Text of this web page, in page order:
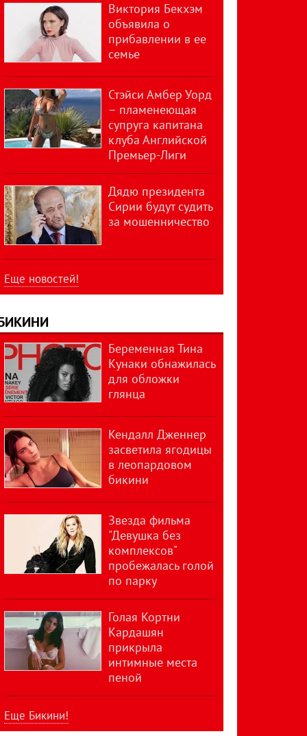
Виктория Бекхэм
объявила о
прибавлении в ее
семье
Стэйси Амбер Уорд
– пламенеющая
супруга капитана
клуба Английской
Премьер-Лиги
Дядю президента
Сирии будут судить
за мошенничество
Еще новостей!
Беременная Тина
Кунаки обнажилась
для обложки
глянца
Кендалл Дженнер
засветила ягодицы
в леопардовом
бикини
Звезда фильма
"Девушка без
комплексов"
пробежалась голой
по парку
Голая Кортни
Кардашян
прикрыла
интимные места
пеной
Еще Бикини!